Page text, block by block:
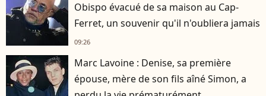
Obispo évacué de sa maison au Cap-
Ferret, un souvenir qu'il n'oubliera jamais
09:26
Marc Lavoine : Denise, sa première
épouse, mère de son fils aîné Simon, a